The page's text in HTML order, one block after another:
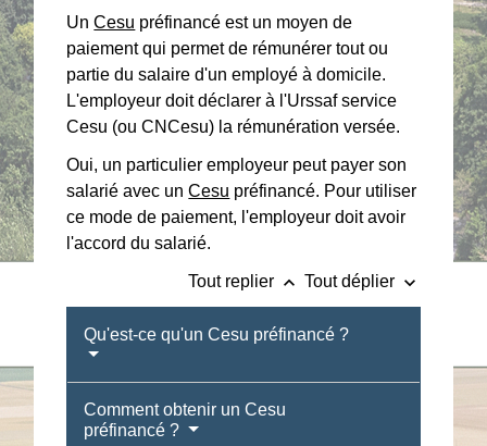
UnCesu préfinancé est un moyen de
paiement qui permet de rémunérer tout ou
partie du salaire d'un employé à domicile.
L'employeur doit déclarer à l'Urssaf service
Cesu (ou CNCesu) la rémunération versée.
Oui, un particulier employeur peut payer son
salarié avec unCesu préfinancé. Pour utiliser
ce mode de paiement, l'employeur doit avoir
l'accord du salarié.
Tout replier keyboard_arrow_up Tout déplier keyboard_arrow_down
Qu'est-ce qu'un Cesu préfinancé ?
Comment obtenir un Cesu
préfinancé ?